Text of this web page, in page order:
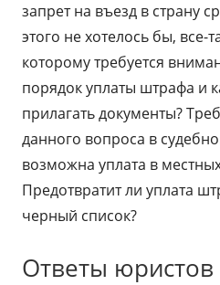
запрет на въезд в страну
этого не хотелось бы, все-
которому требуется
порядок уплаты штрафа и
прилагать документы?
данного вопроса в
возможна уплата в
Предотвратит ли уплата
черный список?
Ответы юристов